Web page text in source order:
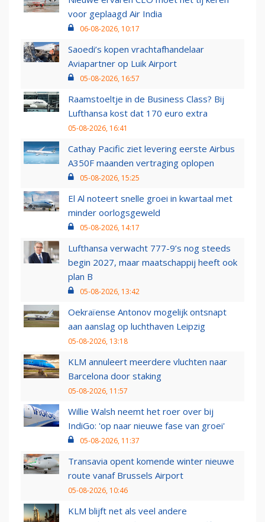
voor geplaagd Air India
06-08-2026, 10:17
Saoedi’s kopen vrachtafhandelaar
Aviapartner op Luik Airport
05-08-2026, 16:57
Raamstoeltje in de Business Class? Bij
Lufthansa kost dat 170 euro extra
05-08-2026, 16:41
Cathay Pacific ziet levering eerste Airbus
A350F maanden vertraging oplopen
05-08-2026, 15:25
El Al noteert snelle groei in kwartaal met
minder oorlogsgeweld
05-08-2026, 14:17
Lufthansa verwacht 777-9’s nog steeds
begin 2027, maar maatschappij heeft ook
plan B
05-08-2026, 13:42
Oekraïense Antonov mogelijk ontsnapt
aan aanslag op luchthaven Leipzig
05-08-2026, 13:18
KLM annuleert meerdere vluchten naar
Barcelona door staking
05-08-2026, 11:57
Willie Walsh neemt het roer over bij
IndiGo: 'op naar nieuwe fase van groei'
05-08-2026, 11:37
Transavia opent komende winter nieuwe
route vanaf Brussels Airport
05-08-2026, 10:46
KLM blijft net als veel andere